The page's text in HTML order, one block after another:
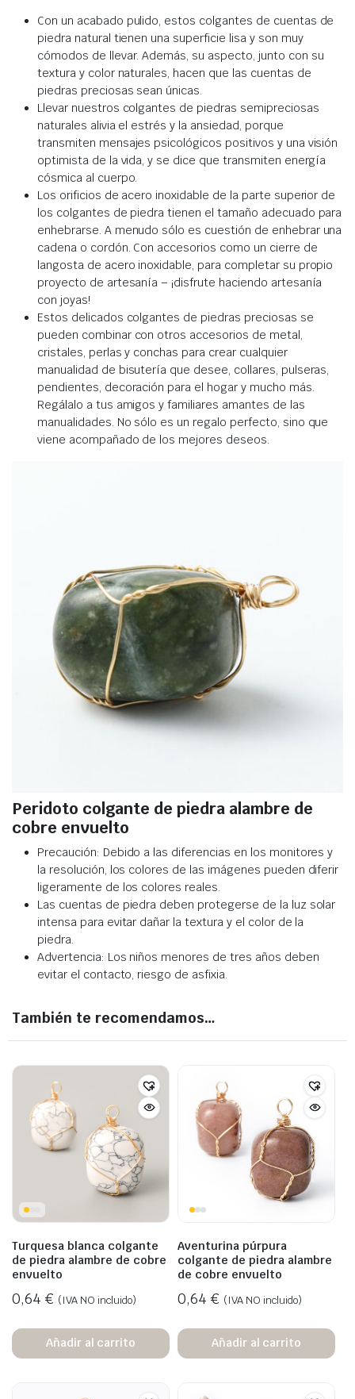
Con un acabado pulido, estos colgantes de cuentas de
piedra natural tienen una superficie lisa y son muy
cómodos de llevar. Además, su aspecto, junto con su
textura y color naturales, hacen que las cuentas de
piedras preciosas sean únicas.
Llevar nuestros colgantes de piedras semipreciosas
naturales alivia el estrés y la ansiedad, porque
transmiten mensajes psicológicos positivos y una visión
optimista de la vida, y se dice que transmiten energía
cósmica al cuerpo.
Los orificios de acero inoxidable de la parte superior de
los colgantes de piedra tienen el tamaño adecuado para
enhebrarse. A menudo sólo es cuestión de enhebrar una
cadena o cordón. Con accesorios como un cierre de
langosta de acero inoxidable, para completar su propio
proyecto de artesanía – ¡disfrute haciendo artesanía
con joyas!
Estos delicados colgantes de piedras preciosas se
pueden combinar con otros accesorios de metal,
cristales, perlas y conchas para crear cualquier
manualidad de bisutería que desee, collares, pulseras,
pendientes, decoración para el hogar y mucho más.
Regálalo a tus amigos y familiares amantes de las
manualidades. No sólo es un regalo perfecto, sino que
viene acompañado de los mejores deseos.
Peridoto colgante de piedra alambre de
cobre envuelto
Precaución: Debido a las diferencias en los monitores y
la resolución, los colores de las imágenes pueden diferir
ligeramente de los colores reales.
Las cuentas de piedra deben protegerse de la luz solar
intensa para evitar dañar la textura y el color de la
piedra.
Advertencia: Los niños menores de tres años deben
evitar el contacto, riesgo de asfixia.
También te recomendamos…
Turquesa blanca colgante
de piedra alambre de cobre
envuelto
0,64 € (IVA NO incluido)
Añadir al carrito
Aventurina púrpura
colgante de piedra alambre
de cobre envuelto
0,64 € (IVA NO incluido)
Añadir al carrito